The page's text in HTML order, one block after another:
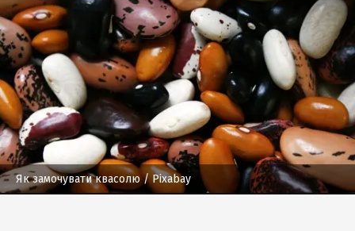
Як замочувати квасолю/ Pixabay